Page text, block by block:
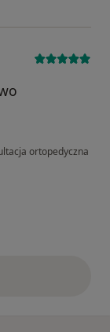
ortopedyczna